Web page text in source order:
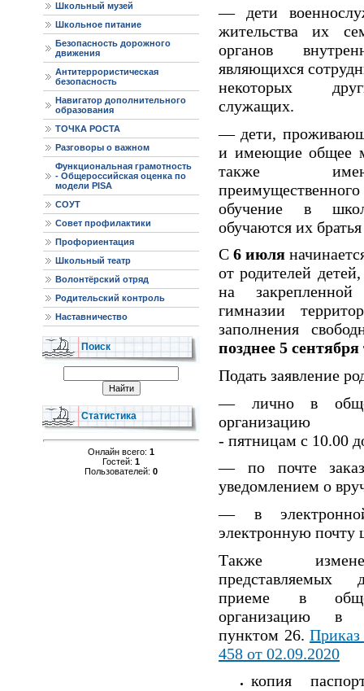
Школьный музей
Школьное питание
Безопасность дорожного
движения
Антитеррористическая
безопасность
Навигатор дополнительного
образования
ТОЧКА РОСТА
Разговоры о важном
Функциональная грамотность
- Общероссийская оценка по
модели PISA
СОУТ
Совет профилактики
Профориентация
Школьный театр
Волонтёрский отряд
Родительский контроль
Наставничество
Поиск
Статистика
Онлайн всего: 1
Гостей: 1
Пользователей: 0
— дети
жительства их
органов
являющихся
некоторых
служащих.
— дети,
и имеющие общее
также
обучение в
обучаются их
С 6 июля
от родителей
на
гимназии
заполнения
позднее 5
Подать заявление
— лично в
организацию
- пятницам с 10.00
— по почте
уведомлением о
— в
электронную почту
Также
представляемых
приеме в
организацию в
пунктом 26.
458 от 02.09.2020
копия